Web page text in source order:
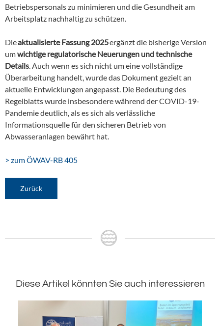
Betriebspersonals zu minimieren und die Gesundheit am
Arbeitsplatz nachhaltig zu schützen.
Dieaktualisierte Fassung 2025ergänzt die bisherige Version
umwichtige regulatorische Neuerungen und technische
Details. Auch wenn es sich nicht um eine vollständige
Überarbeitung handelt, wurde das Dokument gezielt an
aktuelle Entwicklungen angepasst. Die Bedeutung des
Regelblatts wurde insbesondere während der COVID-19-
Pandemie deutlich, als es sich als verlässliche
Informationsquelle für den sicheren Betrieb von
Abwasseranlagen bewährt hat.
> zum ÖWAV-RB 405
Zurück
Diese Artikel könnten Sie auch interessieren